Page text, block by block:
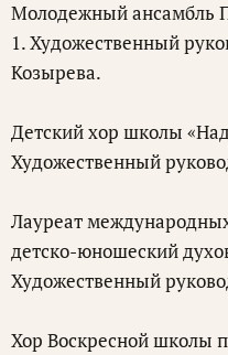
Молодежный ансамбль
1. Художественный
Козырева.
Детский хор школы
Художественный
Лауреат
детско-юношеский
Художественный
Хор Воскресной школы